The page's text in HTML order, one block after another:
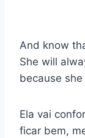
And know
She will
because
Ela vai
ficar bem,